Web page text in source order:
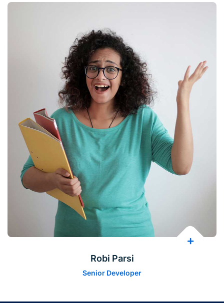
Robi Parsi
Senior Developer